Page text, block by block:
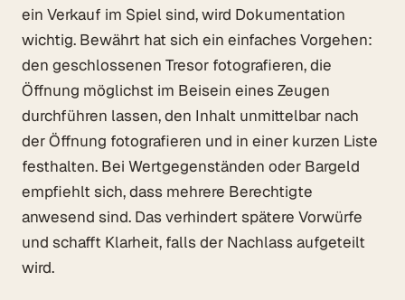
ein Verkauf im Spiel sind, wird Dokumentation
wichtig. Bewährt hat sich ein einfaches Vorgehen:
den geschlossenen Tresor fotografieren, die
Öffnung möglichst im Beisein eines Zeugen
durchführen lassen, den Inhalt unmittelbar nach
der Öffnung fotografieren und in einer kurzen Liste
festhalten. Bei Wertgegenständen oder Bargeld
empfiehlt sich, dass mehrere Berechtigte
anwesend sind. Das verhindert spätere Vorwürfe
und schafft Klarheit, falls der Nachlass aufgeteilt
wird.